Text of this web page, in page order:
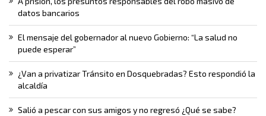
datos bancarios
El mensaje del gobernador al nuevo Gobierno: “La salud no
puede esperar”
¿Van a privatizar Tránsito en Dosquebradas? Esto respondió la
alcaldía
Salió a pescar con sus amigos y no regresó ¿Qué se sabe?